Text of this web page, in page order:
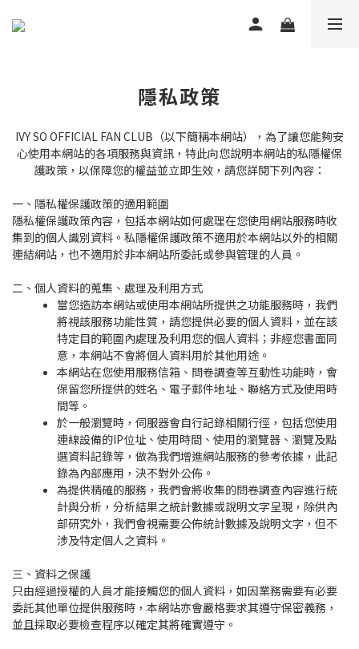
隱私政策
IVY SO OFFICIAL FAN CLUB（以下簡稱本網站），為了讓您能夠安
心使用本網站的各項服務與資訊，特此向您說明本網站的私隱權保
護政策，以保障您的權益並立即生效，請您詳閱下列內容：
一、隱私權保護政策的適用範圍
隱私權保護政策內容，包括本網站如何處理在您使用網站服務時收
集到的個人識別資料。私隱權保護政策不適用於本網站以外的相關
連結網站，也不適用於非本網站所委託或參與管理的人員。
二、個人資料的蒐集、處理及利用方式
當您造訪本網站或使用本網站所提供之功能服務時，我們
將視該服務功能性質，請您提供必要的個人資料，並在該
特定目的範圍內處理及利用您的個人資料；非經您書面同
意，本網站不會將個人資料用於其他用途。
本網站在您使用服務信箱、問卷調查等互動性功能時，會
保留您所提供的姓名、電子郵件地址、聯絡方式及使用時
間等。
於一般瀏覽時，伺服器會自行記錄相關行徑，包括您使用
連線設備的IP位址、使用時間、使用的瀏覽器、瀏覽及點
選資料記錄等，做為我們增進網站服務的參考依據，此記
錄為內部應用，決不對外公佈。
為提供精確的服務，我們會將收集的問卷調查內容進行統
計與分析，分析結果之統計數據或說明文字呈現，除供內
部研究外，我們會視需要公佈統計數據及說明文字，但不
涉及特定個人之資料。
三、資料之保護
只由經過授權的人員才能接觸您的個人資料，如因業務需要有必要
委託其他單位提供服務時，本網站亦會嚴格要求其遵守保密義務，
並且採取必要檢查程序以確定其將確實遵守。